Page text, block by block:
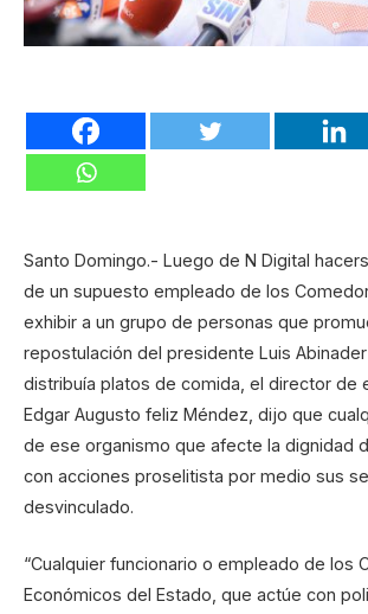
Santo Domingo.- Luego de N Digital
de un supuesto empleado de los
exhibir a un grupo de personas que
repostulación del presidente Luis
distribuía platos de comida, el director de
Edgar Augusto feliz Méndez, dijo que
de ese organismo que afecte la dignidad
con acciones proselitista por medio sus
desvinculado.
“Cualquier funcionario o empleado de los
Económicos del Estado, que actúe con